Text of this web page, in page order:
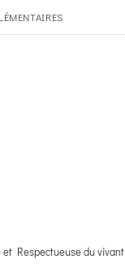
Respectueuse du vivant